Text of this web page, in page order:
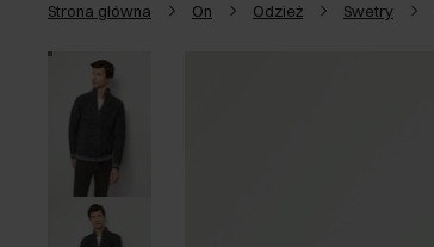
Strona główna On Odzież Swetry